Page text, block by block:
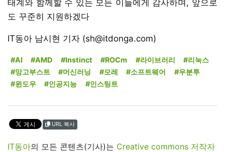
태계와 함께할 수 있는 모든 이들에게 감사하며, 앞으로
도 꾸준히 지원하겠다
IT동아 남시현 기자 (sh@itdonga.com)
#AI #AMD #Instinct #ROCm #라이브러리
#리눅스
#망고부스트
#머신러닝 #모레 #소프트웨어
#우분투
#윈도우
#인공지능 #인스팅트
URL 복사
IT동아의 모든 콘텐츠(기사)는 Creative commons 저작자